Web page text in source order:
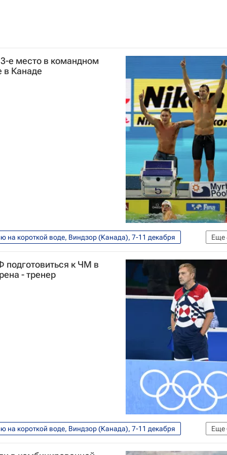
е место в командном
в Канаде
Еще
на короткой воде, Виндзор (Канада), 7-11 декабря
по плаванию на короткой воде
Вероника Андрусенко
подготовиться к ЧМ в
- тренер
Еще
на короткой воде, Виндзор (Канада), 7-11 декабря
агентство (WADA)